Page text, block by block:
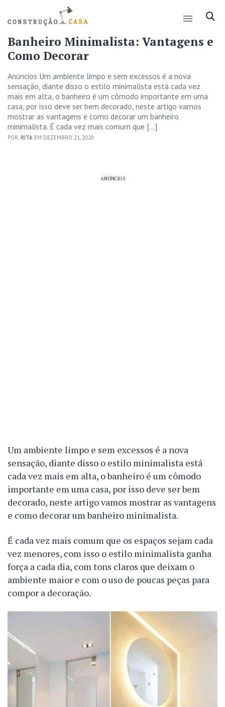
Banheiro Minimalista: Vantagens e
Como Decorar
Anúncios Um ambiente limpo e sem excessos é a nova
sensação, diante disso o estilo minimalista está cada vez
mais em alta, o banheiro é um cômodo importante em uma
casa, por isso deve ser bem decorado, neste artigo vamos
mostrar as vantagens e como decorar um banheiro
minimalista. É cada vez mais comum que […]
POR: RITA EM DEZEMBRO 21, 2020
ANÚNCIOS
Um ambiente limpo e sem excessos é a nova
sensação, diante disso o estilo minimalista está
cada vez mais em alta, o banheiro é um cômodo
importante em uma casa, por isso deve ser bem
decorado, neste artigo vamos mostrar as vantagens
e como decorar um banheiro minimalista.
É cada vez mais comum que os espaços sejam cada
vez menores, com isso o estilo minimalista ganha
força a cada dia, com tons claros que deixam o
ambiente maior e com o uso de poucas peças para
compor a decoração.